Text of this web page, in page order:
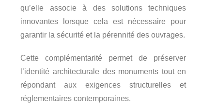
qu’elle associe à des solutions techniques
innovantes lorsque cela est nécessaire pour
garantir la sécurité et la pérennité des ouvrages.
Cette complémentarité permet de préserver
l’identité architecturale des monuments tout en
répondant aux exigences structurelles et
réglementaires contemporaines.